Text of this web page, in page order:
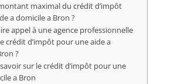
maximal du crédit d’impôt
a domicile a Bron ?
appel à une agence professionnelle
crédit d’impôt pour une aide a
?
sur le crédit d’impôt pour une
a Bron